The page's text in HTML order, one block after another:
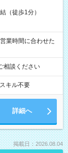
（徒歩1分）
相談ください
キル不要
詳細へ
掲載日：2026.08.04